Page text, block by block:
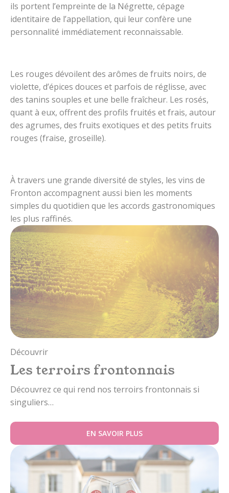
ils portent l’empreinte de la Négrette, cépage
identitaire de l’appellation, qui leur confère une
personnalité immédiatement reconnaissable.
Les rouges dévoilent des arômes de fruits noirs, de
violette, d’épices douces et parfois de réglisse, avec
des tanins souples et une belle fraîcheur. Les rosés,
quant à eux, offrent des profils fruités et frais, autour
des agrumes, des fruits exotiques et des petits fruits
rouges (fraise, groseille).
À travers une grande diversité de styles, les vins de
Fronton accompagnent aussi bien les moments
simples du quotidien que les accords gastronomiques
les plus raffinés.
Découvrir
Les terroirs frontonnais
Découvrez ce qui rend nos terroirs frontonnais si
singuliers…
EN SAVOIR PLUS